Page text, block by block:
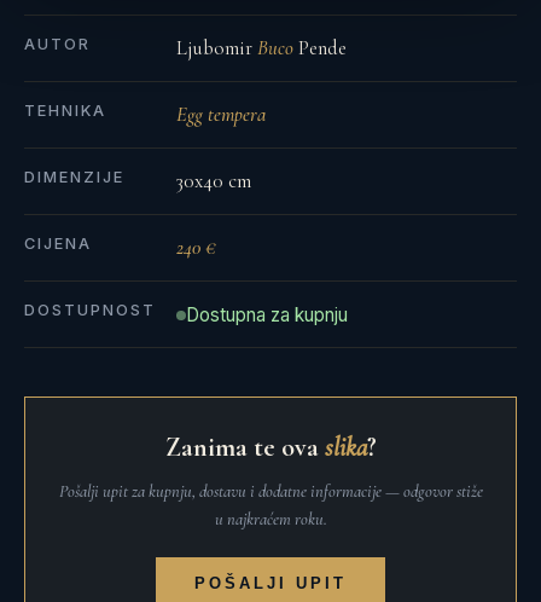
AUTOR LjubomirBucoPende
TEHNIKA Egg tempera
DIMENZIJE 30x40 cm
CIJENA 240 €
DOSTUPNOST Dostupna za kupnju
Zanima te ovaslika?
Pošalji upit za kupnju, dostavu i dodatne informacije — odgovor stiže
u najkraćem roku.
POŠALJI UPIT